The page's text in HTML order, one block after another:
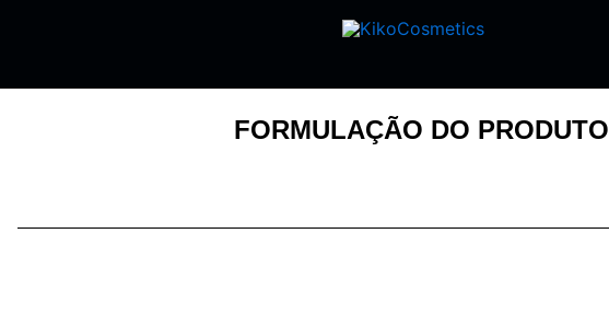
FORMULAÇÃO DO PRODUTO